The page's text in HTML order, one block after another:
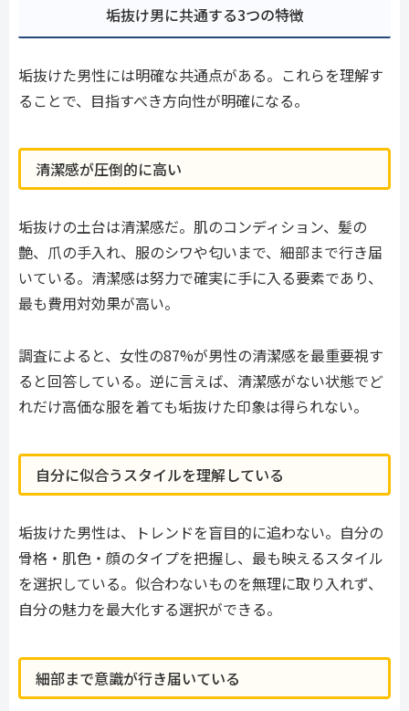
垢抜け男に共通する3つの特徴
垢抜けた男性には明確な共通点がある。これらを理解す
ることで、目指すべき方向性が明確になる。
清潔感が圧倒的に高い
垢抜けの土台は清潔感だ。肌のコンディション、髪の
艶、爪の手入れ、服のシワや匂いまで、細部まで行き届
いている。清潔感は努力で確実に手に入る要素であり、
最も費用対効果が高い。
調査によると、女性の87%が男性の清潔感を最重要視す
ると回答している。逆に言えば、清潔感がない状態でど
れだけ高価な服を着ても垢抜けた印象は得られない。
自分に似合うスタイルを理解している
垢抜けた男性は、トレンドを盲目的に追わない。自分の
骨格・肌色・顔のタイプを把握し、最も映えるスタイル
を選択している。似合わないものを無理に取り入れず、
自分の魅力を最大化する選択ができる。
細部まで意識が行き届いている